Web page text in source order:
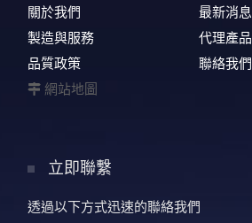
關於我們
最新消息
製造與服務
代理產品
品質政策
聯絡我們
網站地圖
立即聯繫
透過以下方式迅速的聯絡我們